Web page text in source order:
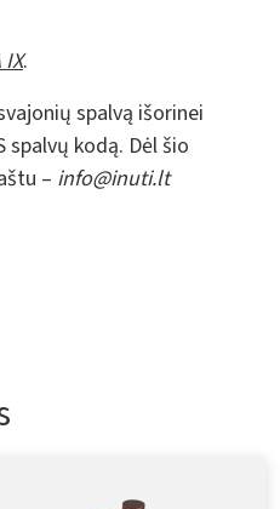
IX.
spalvą išorinei
spalvų kodą. Dėl šio
– info@inuti.lt